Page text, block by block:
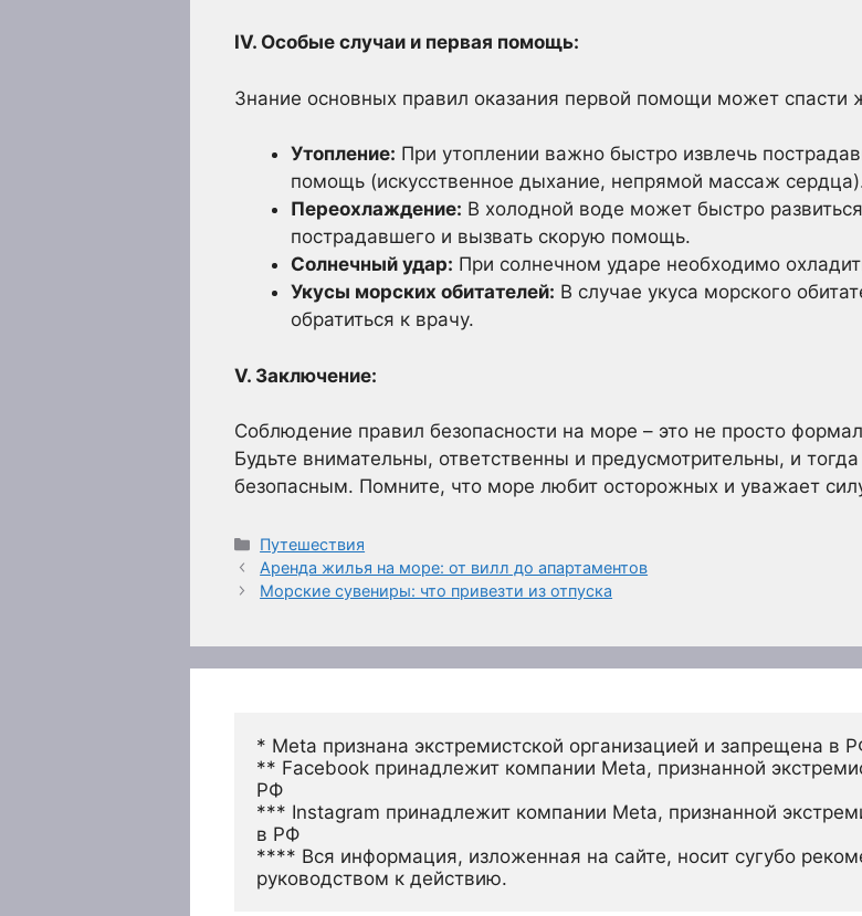
IV. Особые случаи и первая помощь:
Знание основных правил оказания первой помощи может спасти
Утопление: При утоплении важно быстро извлечь
помощь (искусственное дыхание, непрямой массаж
Переохлаждение: В холодной воде может быстро
пострадавшего и вызвать скорую помощь.
Солнечный удар: При солнечном ударе необходимо
Укусы морских обитателей: В случае укуса морского
обратиться к врачу.
V. Заключение:
Соблюдение правил безопасности на море – это не просто
Будьте внимательны, ответственны и предусмотрительны, и
безопасным. Помните, что море любит осторожных и уважает
Рубрики
Путешествия
Аренда жилья на море: от вилл до апартаментов
Морские сувениры: что привезти из отпуска
* Meta признана экстремистской организацией и запрещена в
** Facebook принадлежит компании Meta, признанной
РФ
*** Instagram принадлежит компании Meta, признанной
в РФ
**** Вся информация, изложенная на сайте, носит сугубо
руководством к действию.